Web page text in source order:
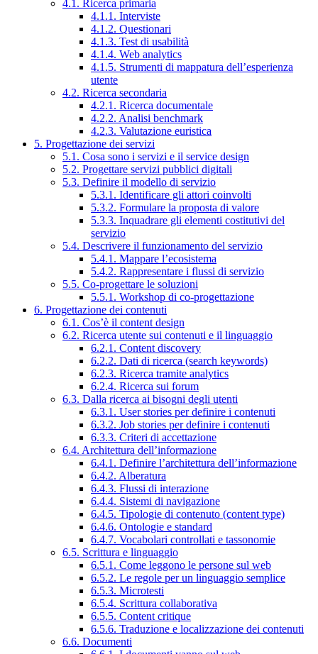
4.1. Ricerca primaria
4.1.1. Interviste
4.1.2. Questionari
4.1.3. Test di usabilità
4.1.4. Web analytics
4.1.5. Strumenti di mappatura dell’esperienza
utente
4.2. Ricerca secondaria
4.2.1. Ricerca documentale
4.2.2. Analisi benchmark
4.2.3. Valutazione euristica
5. Progettazione dei servizi
5.1. Cosa sono i servizi e il service design
5.2. Progettare servizi pubblici digitali
5.3. Definire il modello di servizio
5.3.1. Identificare gli attori coinvolti
5.3.2. Formulare la proposta di valore
5.3.3. Inquadrare gli elementi costitutivi del
servizio
5.4. Descrivere il funzionamento del servizio
5.4.1. Mappare l’ecosistema
5.4.2. Rappresentare i flussi di servizio
5.5. Co-progettare le soluzioni
5.5.1. Workshop di co-progettazione
6. Progettazione dei contenuti
6.1. Cos’è il content design
6.2. Ricerca utente sui contenuti e il linguaggio
6.2.1. Content discovery
6.2.2. Dati di ricerca (search keywords)
6.2.3. Ricerca tramite analytics
6.2.4. Ricerca sui forum
6.3. Dalla ricerca ai bisogni degli utenti
6.3.1. User stories per definire i contenuti
6.3.2. Job stories per definire i contenuti
6.3.3. Criteri di accettazione
6.4. Architettura dell’informazione
6.4.1. Definire l’architettura dell’informazione
6.4.2. Alberatura
6.4.3. Flussi di interazione
6.4.4. Sistemi di navigazione
6.4.5. Tipologie di contenuto (content type)
6.4.6. Ontologie e standard
6.4.7. Vocabolari controllati e tassonomie
6.5. Scrittura e linguaggio
6.5.1. Come leggono le persone sul web
6.5.2. Le regole per un linguaggio semplice
6.5.3. Microtesti
6.5.4. Scrittura collaborativa
6.5.5. Content critique
6.5.6. Traduzione e localizzazione dei contenuti
6.6. Documenti